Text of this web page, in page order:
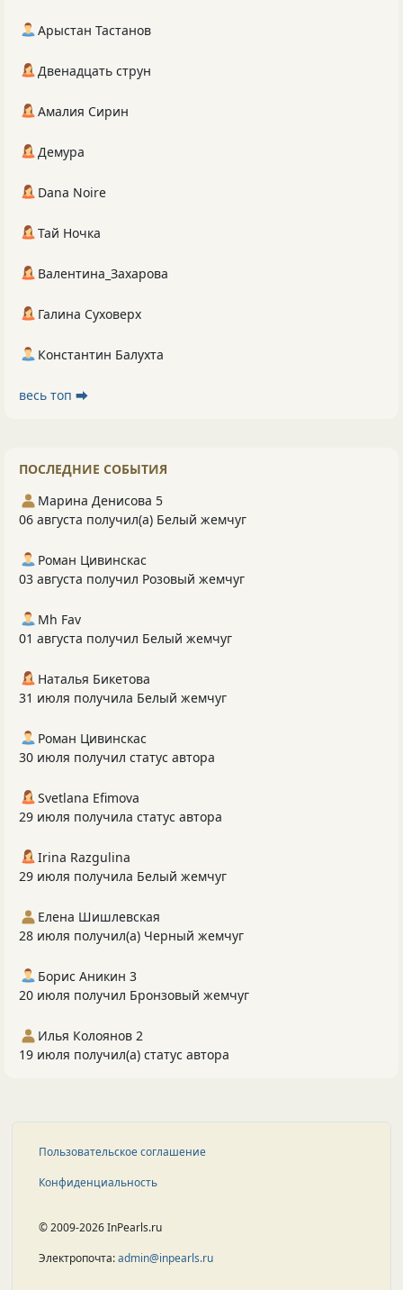
Арыстан Тастанов
Двенадцать струн
Амалия Сирин
Демура
Dana Noire
Тай Ночка
Валентина_Захарова
Галина Суховерх
Константин Балухта
весь топ ⮕
ПОСЛЕДНИЕ СОБЫТИЯ
Марина Денисова 5
06 августа получил(а) Белый жемчуг
Роман Цивинскас
03 августа получил Розовый жемчуг
Mh Fav
01 августа получил Белый жемчуг
Наталья Бикетова
31 июля получила Белый жемчуг
Роман Цивинскас
30 июля получил статус автора
Svetlana Efimova
29 июля получила статус автора
Irina Razgulina
29 июля получила Белый жемчуг
Елена Шишлевская
28 июля получил(а) Черный жемчуг
Борис Аникин 3
20 июля получил Бронзовый жемчуг
Илья Колоянов 2
19 июля получил(а) статус автора
Пользовательское соглашение
Конфиденциальность
© 2009-2026 InPearls.ru
Электропочта:admin@inpearls.ru